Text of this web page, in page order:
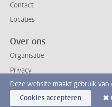
Contact
Locaties
Over ons
Organisatie
Privacy
Deze website maakt gebruik van
Cookies accepteren